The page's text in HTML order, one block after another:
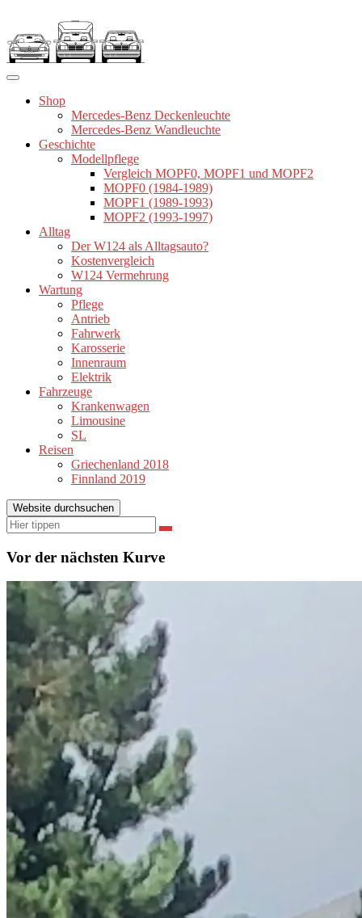
springen
Shop
Mercedes-Benz Deckenleuchte
Mercedes-Benz Wandleuchte
Geschichte
Modellpflege
Vergleich MOPF0, MOPF1 und MOPF2
MOPF0 (1984-1989)
MOPF1 (1989-1993)
MOPF2 (1993-1997)
Alltag
Der W124 als Alltagsauto?
Kostenvergleich
W124 Vermehrung
Wartung
Pflege
Antrieb
Fahrwerk
Karosserie
Innenraum
Elektrik
Fahrzeuge
Krankenwagen
Limousine
SL
Reisen
Griechenland 2018
Finnland 2019
Website durchsuchen
Suchen
nach:
Suchen
Vor der nächsten Kurve